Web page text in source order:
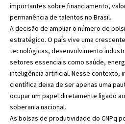
importantes sobre financiamento,
permanência de talentos no Brasil.
A decisão de ampliar o número de
estratégico. O país vive uma
tecnológicas, desenvolvimento
setores essenciais como saúde,
inteligência artificial. Nesse contexto,
científica deixa de ser apenas uma
ocupar um papel diretamente ligado
soberania nacional.
As bolsas de produtividade do CNPq